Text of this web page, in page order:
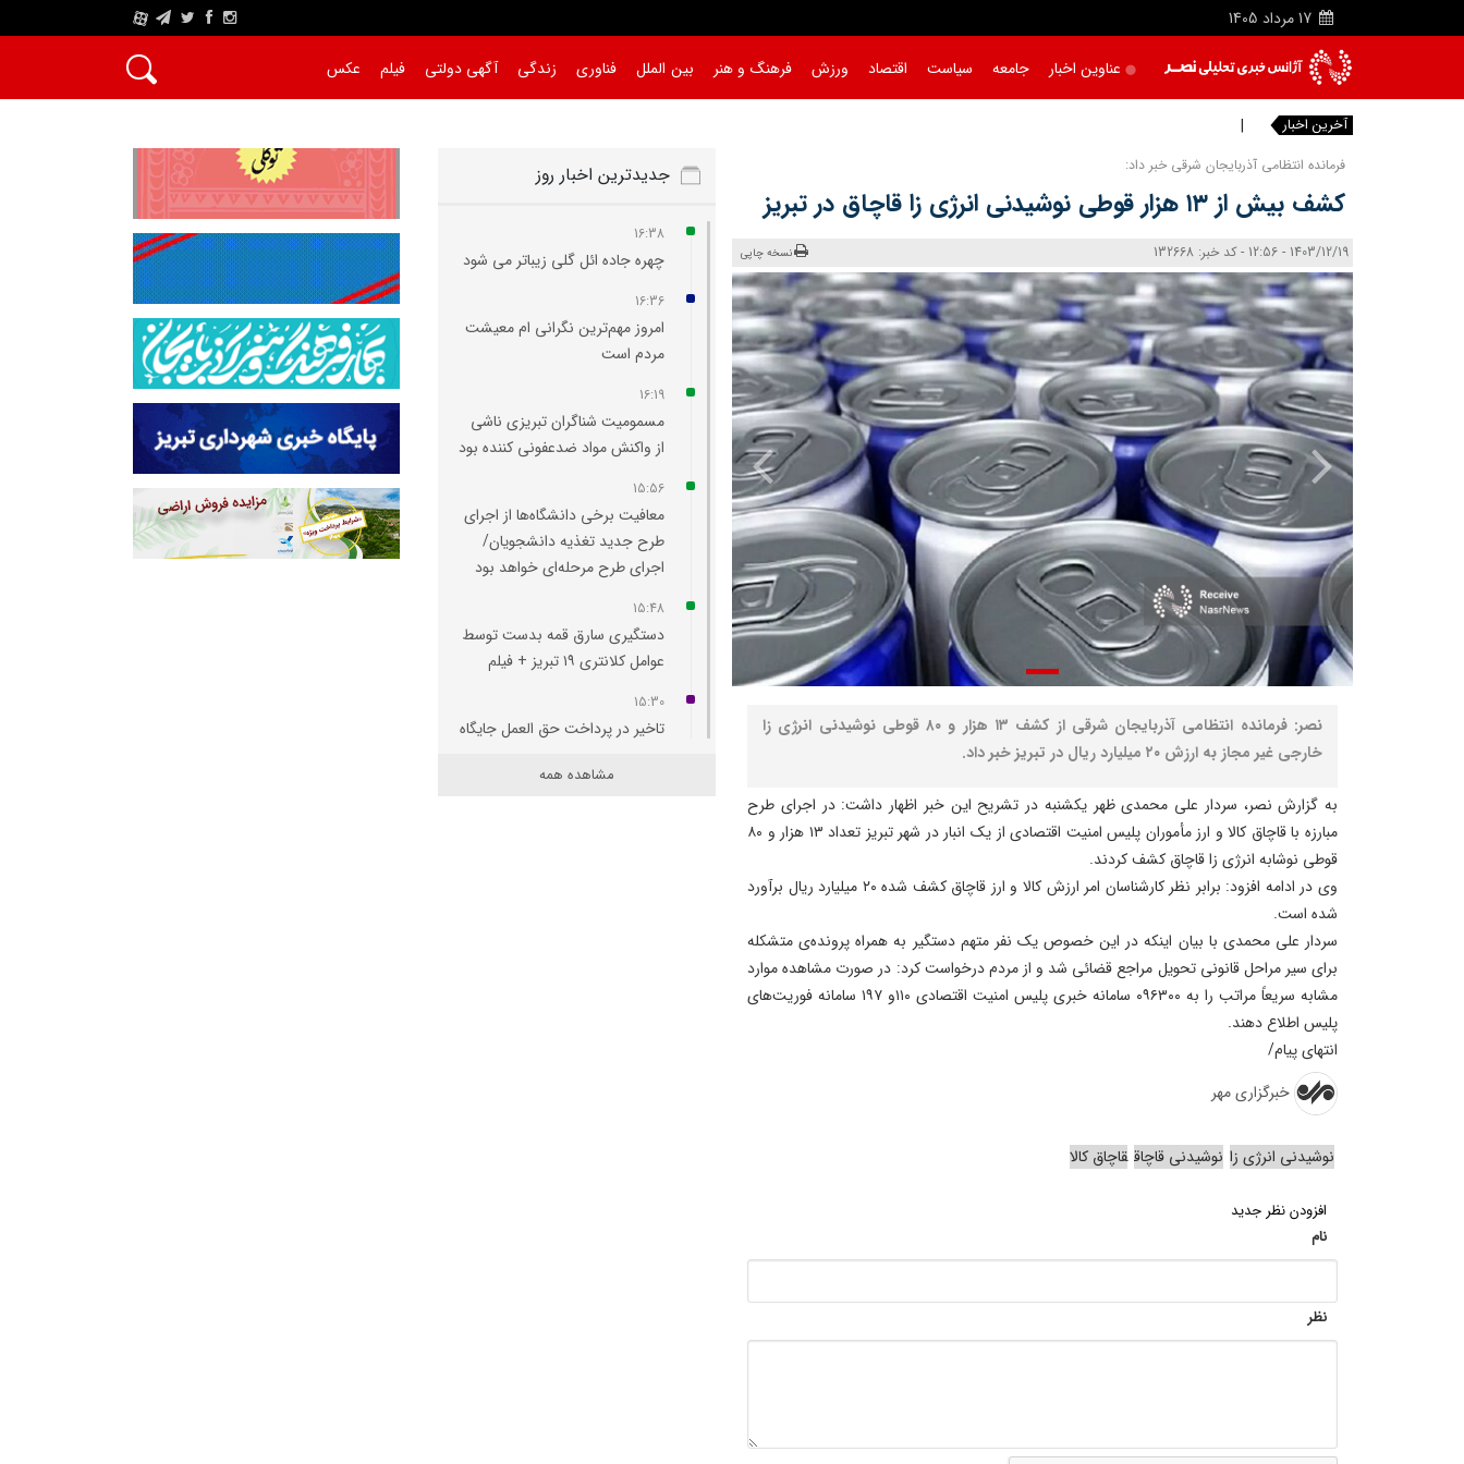
17 مرداد 1405
A
عناوین اخبار جامعه سیاست اقتصاد ورزش فرهنگ و هنر بین الملل فناوری زندگی آگهی دولتی فیلم عکس
آخرین اخبار چهره جا
فرمانده انتظامی آذربایجان شرقی خبر داد:
کشف بیش از ۱۳ هزار قوطی نوشیدنی انرژی زا قاچاق در تبریز
1403/12/19 - 12:56 - کد خبر: 132668 نسخه چاپی
نصر: فرمانده انتظامی آذربایجان شرقی از کشف ۱۳ هزار و ۸۰ قوطی نوشیدنی انرژی زا
خارجی غیر مجاز به ارزش ۲۰ میلیارد ریال در تبریز خبر داد.
به گزارش نصر، سردار علی محمدی ظهر یکشنبه در تشریح این خبر اظهار داشت: در اجرای طرح
مبارزه با قاچاق کالا و ارز مأموران پلیس امنیت اقتصادی از یک انبار در شهر تبریز تعداد ۱۳ هزار و ۸۰
قوطی نوشابه انرژی زا قاچاق کشف کردند.
وی در ادامه افزود: برابر نظر کارشناسان امر ارزش کالا و ارز قاچاق کشف شده ۲۰ میلیارد ریال برآورد
شده است.
سردار علی محمدی با بیان اینکه در این خصوص یک نفر متهم دستگیر به همراه پرونده‌ی متشکله
برای سیر مراحل قانونی تحویل مراجع قضائی شد و از مردم درخواست کرد: در صورت مشاهده موارد
مشابه سریعاً مراتب را به ۰۹۶۳۰۰ سامانه خبری پلیس امنیت اقتصادی ۱۱۰و ۱۹۷ سامانه فوریت‌های
پلیس اطلاع دهند.
انتهای پیام/
خبرگزاری مهر
نوشیدنی انرژی زا نوشیدنی قاچاق قاچاق کالا
افزودن نظر جدید
نام
نظر
جدیدترین اخبار روز
16:38
چهره جاده ائل‌ گلی زیباتر می‌ شود
16:36
امروز مهم‌ترین نگرانی‌ ام معیشت
مردم است
16:19
مسمومیت شناگران تبریزی ناشی
از واکنش مواد ضدعفونی‌ کننده بود
15:56
معافیت برخی دانشگاه‌ها از اجرای
طرح جدید تغذیه دانشجویان/
اجرای طرح مرحله‌ای خواهد بود
15:48
دستگیری سارق قمه بدست توسط
عوامل کلانتری ۱۹ تبريز + فیلم
15:30
تاخیر در پرداخت حق العمل جایگاه
مشاهده همه